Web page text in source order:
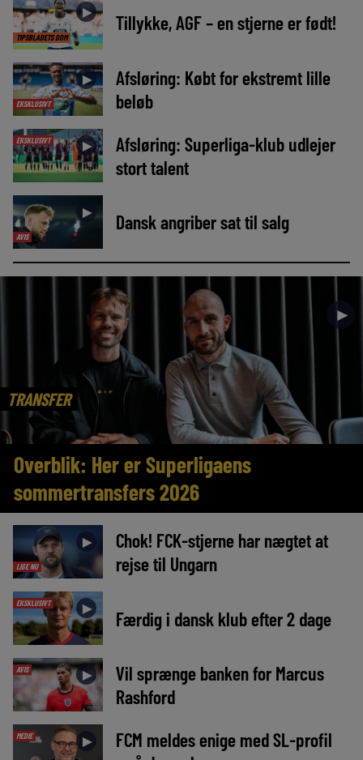
TIPSBLADETS DOM
► Tillykke, AGF – en stjerne er født!
EKSKLUSIVT
►
Afsløring: Købt for ekstremt lille
beløb
EKSKLUSIVT ►
Afsløring: Superliga-klub udlejer
stort talent
AVIS
► Dansk angriber sat til salg
TRANSFER
►
Overblik: Her er Superligaens
sommertransfers 2026
LIGE NU
►
Chok! FCK-stjerne har nægtet at
rejse til Ungarn
EKSKLUSIVT ► Færdig i dansk klub efter 2 dage
AVIS ►
Vil sprænge banken for Marcus
Rashford
MEDIE ►
FCM meldes enige med SL-profil